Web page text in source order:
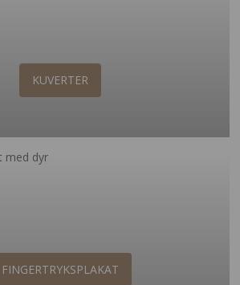
KUVERTER
FINGERTRYKSPLAKAT